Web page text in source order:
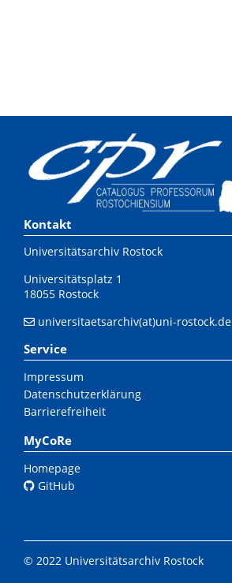
Kontakt
Universitätsarchiv Rostock
Universitätsplatz 1
18055 Rostock
universitaetsarchiv(at)uni-rostock.de
Service
Impressum
Datenschutzerklärung
Barrierefreiheit
MyCoRe
Homepage
GitHub
© 2022 Universitätsarchiv Rostock